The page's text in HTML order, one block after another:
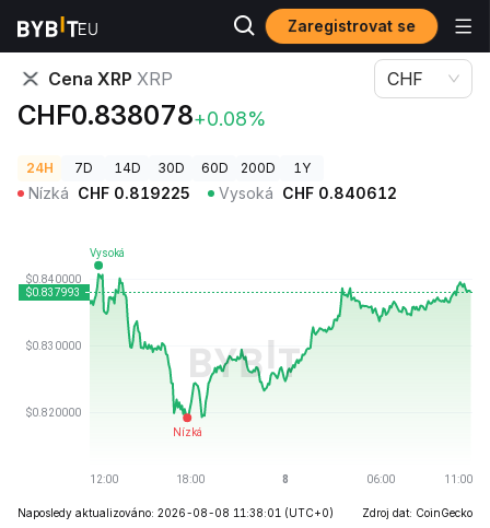
Zaregistrovat se
Ceny kryptoměn
Cena XRP XRP
CHF0.838078+0.08%
CHF
24H 7D 14D 30D 60D 200D 1Y
Nízká CHF 0.819225 Vysoká CHF 0.840612
Naposledy aktualizováno: 2026-08-08 11:38:01 (UTC+0)
Zdroj dat: CoinGecko